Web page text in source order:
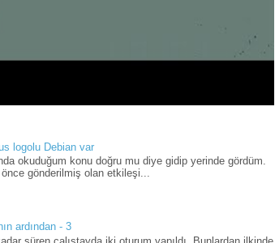
logolu Debian var
okuduğum konu doğru mu diye gidip yerinde gördüm.
gönderilmiş olan etkileşi...
ardından - 3